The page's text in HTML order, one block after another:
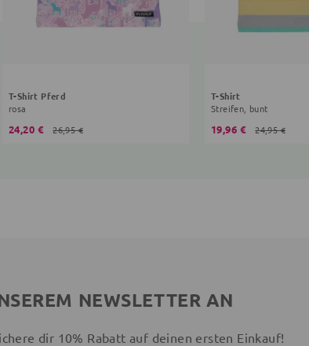
T-Shirt Pferd
rosa
24,20 € 26,95 €
T-Shirt
Streifen, bunt
19,96 € 24,95 €
NEWSLETTER AN
dir 10% Rabatt auf deinen ersten Einkauf!